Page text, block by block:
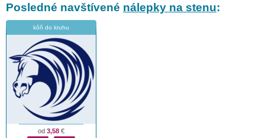
Posledné navštívené nálepky na stenu:
kôň do kruhu
od 3,58 €